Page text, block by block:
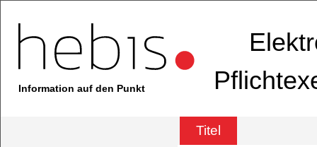
Information auf den Punkt
Titel